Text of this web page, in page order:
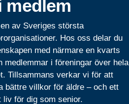
medlem
av Sveriges största
Hos oss delar du
med närmare en kvarts
medlemmar i föreningar över hela
Tillsammans verkar vi för att
bättre villkor för äldre – och ett
liv för dig som senior.